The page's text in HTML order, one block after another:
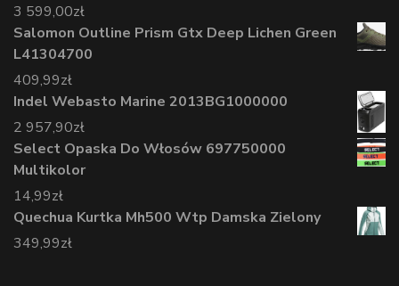
3 599,00zł
Salomon Outline Prism Gtx Deep Lichen Green
L41304700
409,99zł
Indel Webasto Marine 2013BG1000000
2 957,90zł
Select Opaska Do Włosów 697750000
Multikolor
14,99zł
Quechua Kurtka Mh500 Wtp Damska Zielony
349,99zł